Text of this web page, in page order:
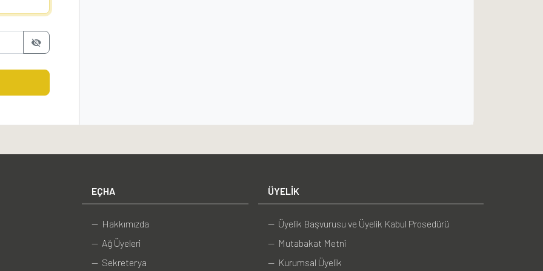
EÇHA
— Hakkımızda
— Ağ Üyeleri
— Sekreterya
ÜYELIK
— Üyelik Başvurusu ve Üyelik Kabul Prosedürü
— Mutabakat Metni
— Kurumsal Üyelik